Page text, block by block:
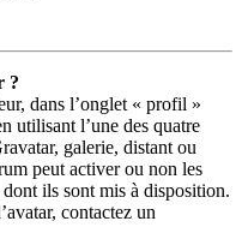
?
dans l’onglet « profil »
utilisant l’une des quatre
galerie, distant ou
peut activer ou non les
ils sont mis à disposition.
contactez un